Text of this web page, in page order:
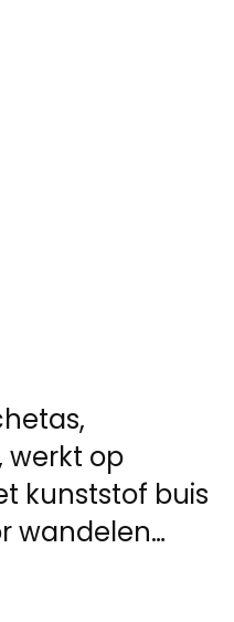
werkt op
kunststof buis
wandelen…